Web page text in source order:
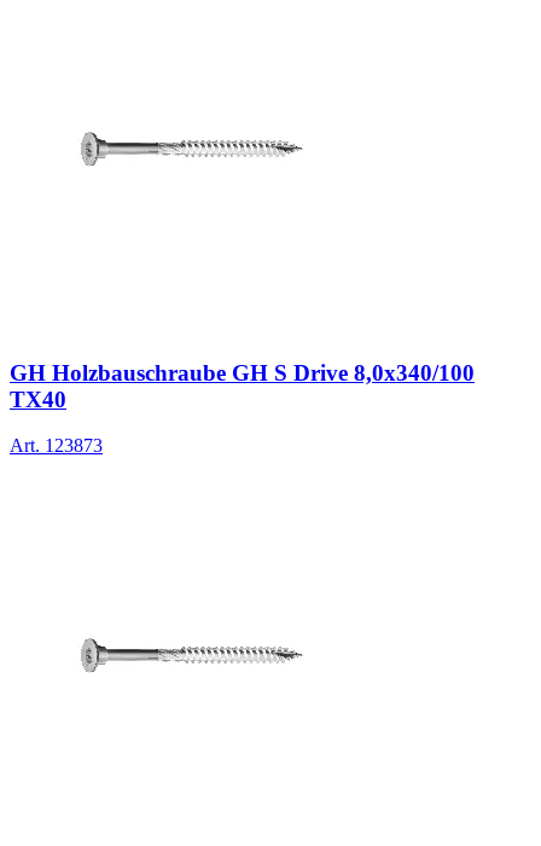
GH Holzbauschraube GH S Drive 8,0x340/100
TX40
Art. 123873